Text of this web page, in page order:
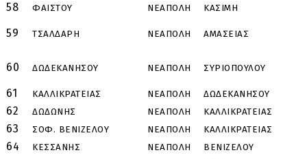
58 ΦΑΙΣΤΟΥ ΝΕΑΠΟΛΗ ΚΑΣΙΜΗ
59 ΤΣΑΛΔΑΡΗ ΝΕΑΠΟΛΗ ΑΜΑΣΕΙΑΣ
60 ΔΩΔΕΚΑΝΗΣΟΥ ΝΕΑΠΟΛΗ ΣΥΡΙΟΠΟΥΛΟΥ
61 ΚΑΛΛΙΚΡΑΤΕΙΑΣ ΝΕΑΠΟΛΗ ΔΩΔΕΚΑΝΗΣΟΥ
62 ΔΩΔΩΝΗΣ ΝΕΑΠΟΛΗ ΚΑΛΛΙΚΡΑΤΕΙΑΣ
63 ΣΟΦ. ΒΕΝΙΖΕΛΟΥ ΝΕΑΠΟΛΗ ΚΑΛΛΙΚΡΑΤΕΙΑΣ
64 ΚΕΣΣΑΝΗΣ ΝΕΑΠΟΛΗ ΒΕΝΙΖΕΛΟΥ